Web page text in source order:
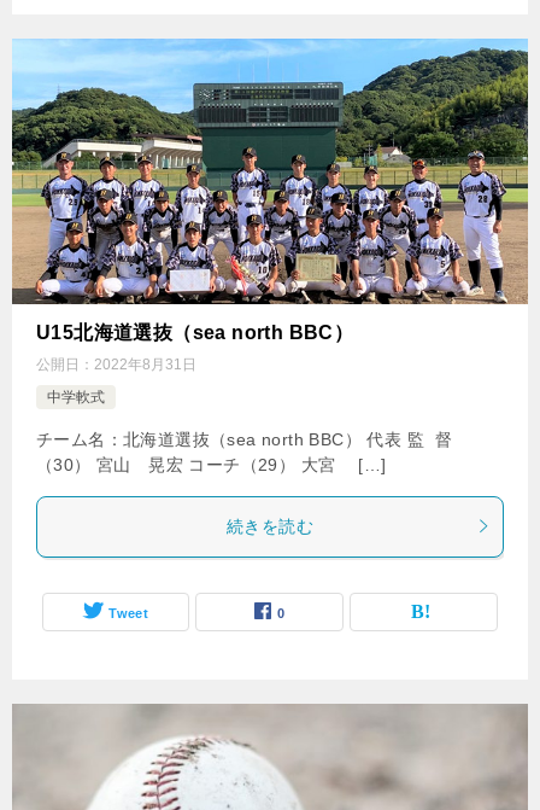
U15北海道選抜（sea north BBC）
公開日： 2022年8月31日
中学軟式
チーム名：北海道選抜（sea north BBC） 代表 監 督
（30） 宮山 晃宏 コーチ（29） 大宮 […]
続きを読む
Tweet 0